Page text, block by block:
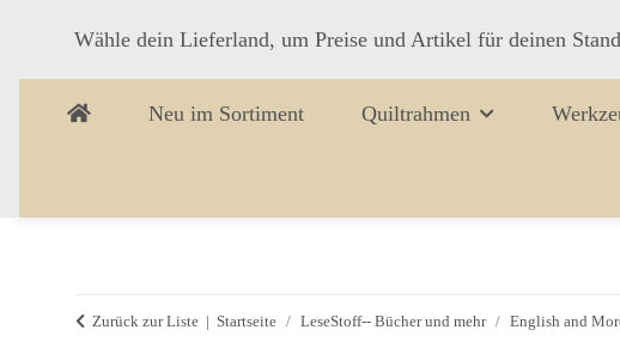
Wähle dein Lieferland, um Preise und Artikel für deinen
Neu im Sortiment Quiltrahmen
Zurück zur Liste Startseite LeseStoff-- Bücher und mehr English and